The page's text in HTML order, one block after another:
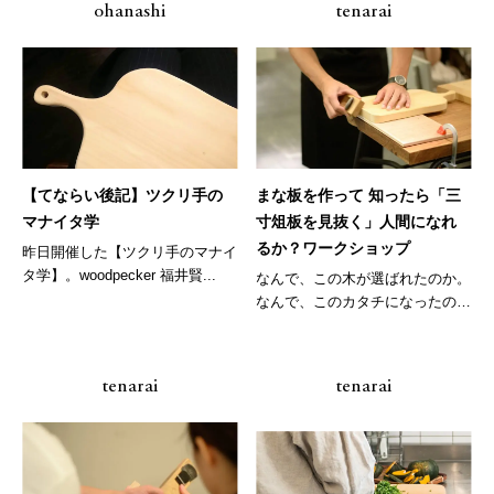
ohanashi
【てならい後記】ツクリ手の
マナイタ学
昨日開催した【ツクリ手のマナイ
タ学】。woodpecker 福井賢...
tenarai
まな板を作って 知ったら「三
寸俎板を見抜く」人間になれ
るか？ワークショップ
なんで、この木が選ばれたのか。
なんで、このカタチになったの
tenarai tenarai